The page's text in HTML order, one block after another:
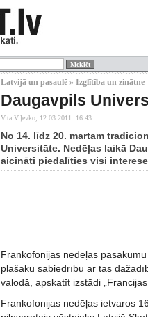
Latvijā un pasaulē » Izglītība un zinātne
Daugavpils
Vita Viļevko, 12.03.2011. 16:43
No 14. līdz 20. martam
Universitāte. Nedēļas laikā
aicināti piedalīties visi
Frankofonijas nedēļas
plašāku sabiedrību ar tās
valodā, apskatīt izstādi
Frankofonijas nedēļas ietvaros